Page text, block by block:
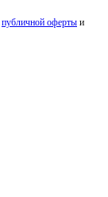
публичной оферты и